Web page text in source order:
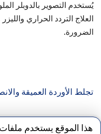
يُستخدم التصوير بالدوبلر
العلاج التردد الحراري
الضرورة.
تجلط الأوردة العميقة
هذا الموقع يستخدم